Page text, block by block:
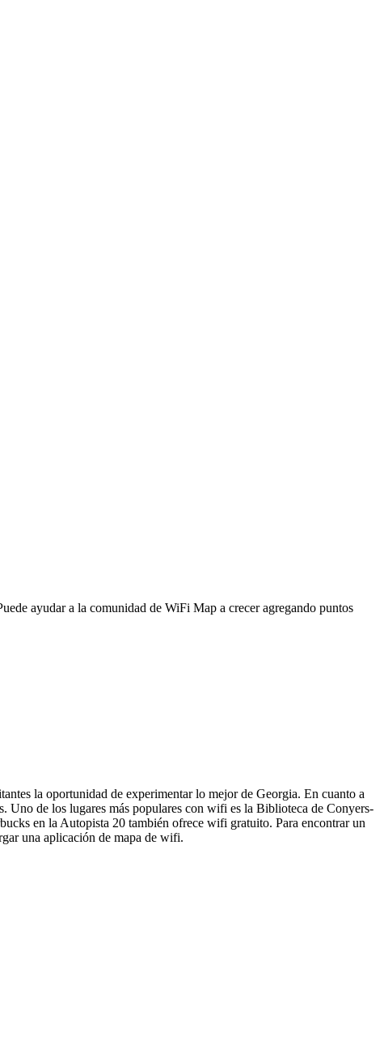
ayudar a la comunidad de WiFi Map a crecer agregando puntos
la oportunidad de experimentar lo mejor de Georgia. En cuanto a
Uno de los lugares más populares con wifi es la Biblioteca de Conyers-
en la Autopista 20 también ofrece wifi gratuito. Para encontrar un
una aplicación de mapa de wifi.